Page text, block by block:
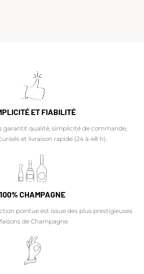
ET FIABILITÉ
garantit qualité, simplicité de commande,
et livraison rapide (24 à 48 h).
100% CHAMPAGNE
pointue est issue des plus prestigieuses
de Champagne.